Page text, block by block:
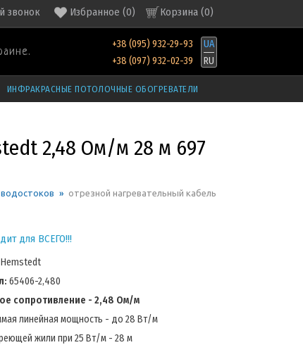
Корзина (0)
Избранное (0)
звонок
+38 (095) 932-29-93
+38 (097) 932-02-39
UA
RU
ИНФРАКРАСНЫЕ ПОТОЛОЧНЫЕ ОБОГРЕВАТЕЛИ
2,48 Ом/м 28 м 697
» отрезной нагревательный кабель
для ВСЕГО!!!
Hemstedt
65406-2,480
сопротивление - 2,48 Ом/м
линейная мощность - до 28 Вт/м
жили при 25 Вт/м - 28 м